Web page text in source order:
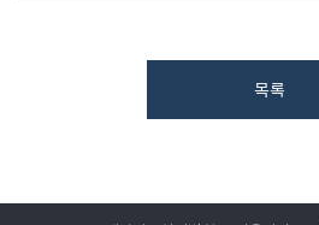
목록